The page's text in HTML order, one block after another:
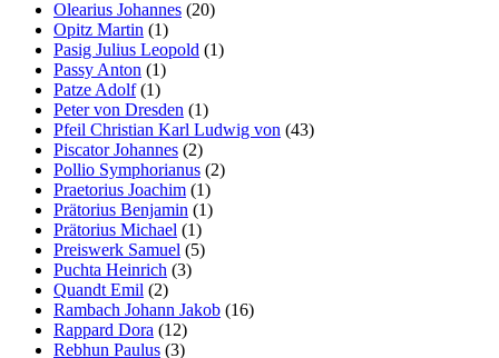
Olearius Johannes (20)
Opitz Martin (1)
Pasig Julius Leopold (1)
Passy Anton (1)
Patze Adolf(1)
Peter von Dresden (1)
Pfeil Christian Karl Ludwig von (43)
Piscator Johannes (2)
Pollio Symphorianus (2)
Praetorius Joachim (1)
Prätorius Benjamin (1)
Prätorius Michael (1)
Preiswerk Samuel (5)
Puchta Heinrich (3)
Quandt Emil (2)
Rambach Johann Jakob (16)
Rappard Dora (12)
Rebhun Paulus (3)